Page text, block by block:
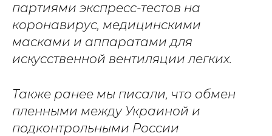
партиями экспресс-тестов на
коронавирус, медицинскими
масками и аппаратами для
искусственной вентиляции легких.
Также ранее мы писали, что обмен
пленными между Украиной и
подконтрольными России